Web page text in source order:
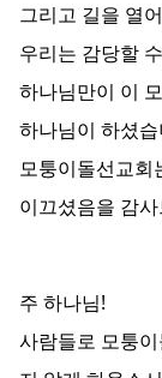
그리고 길을 열
우리는 감당할
하나님만이 이
하나님이 하셨
모퉁이돌선교회
이끄셨음을 감
주 하나님!
사람들로 모퉁